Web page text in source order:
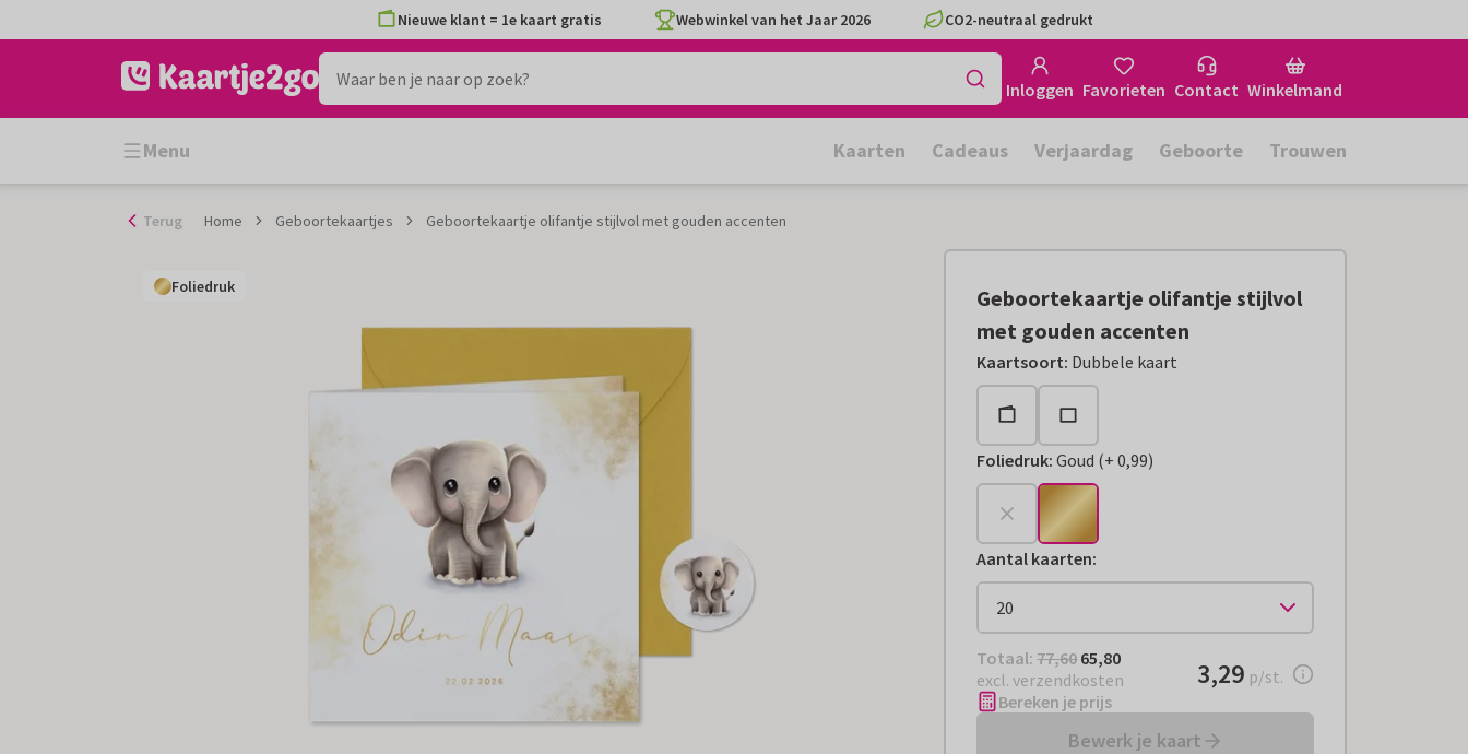
naar
Nieuwe klant = 1e kaart gratis Webwinkel van het Jaar 2026 CO2-neutraal gedrukt
Inloggen Favorieten Contact Winkelmand
Menu Kaarten Cadeaus Verjaardag Geboorte Trouwen
Terug Home Geboortekaartjes Geboortekaartje olifantje stijlvol met gouden accenten
Foliedruk
Foliedruk
Foliedruk
Foliedruk
Foliedruk
Geboortekaartje olifantje stijlvol
met gouden accenten
Kaartsoort: Dubbele kaart
Foliedruk:Goud (
+€ 0,99
+ 0,99)
Aantal kaarten:
Totaal: € 65,80
Totaal: 77,60 65,80
excl. verzendkosten
€ 3,29per stuk
3,29 p/st.
Bereken je prijs
Bewerk je kaart